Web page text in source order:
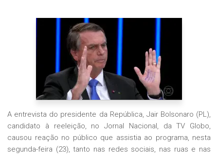
A entrevista do presidente da República, Jair Bolsonaro (PL),
candidato à reeleição, no Jornal Nacional, da TV Globo,
causou reação no público que assistia ao programa, nesta
segunda-feira (23), tanto nas redes sociais, nas ruas e nas